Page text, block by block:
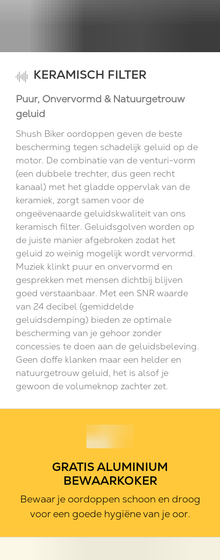
KERAMISCH FILTER
Puur, Onvervormd & Natuurgetrouw
geluid
Shush Biker oordoppen geven de beste
bescherming tegen schadelijk geluid op de
motor. De combinatie van de venturi-vorm
(een dubbele trechter, dus geen recht
kanaal) met het gladde oppervlak van de
keramiek, zorgt samen voor de
ongeëvenaarde geluidskwaliteit van ons
keramisch filter. Geluidsgolven worden op
de juiste manier afgebroken zodat het
geluid zo weinig mogelijk wordt vervormd.
Muziek klinkt puur en onvervormd en
gesprekken met mensen dichtbij blijven
goed verstaanbaar. Met een SNR waarde
van 24 decibel (gemiddelde
geluidsdemping) bieden ze optimale
bescherming van je gehoor zonder
concessies te doen aan de geluidsbeleving.
Geen doffe klanken maar een helder en
natuurgetrouw geluid, het is alsof je
gewoon de volumeknop zachter zet.
GRATIS ALUMINIUM
BEWAARKOKER
Bewaar je oordoppen schoon en droog
voor een goede hygiëne van je oor.